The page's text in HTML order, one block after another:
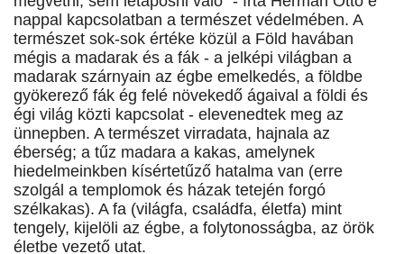
nappal kapcsolatban a természet védelmében. A
természet sok-sok értéke közül a Föld havában
mégis a madarak és a fák - a jelképi világban a
madarak szárnyain az égbe emelkedés, a földbe
gyökerező fák ég felé növekedő ágaival a földi és
égi világ közti kapcsolat - elevenedtek meg az
ünnepben. A természet virradata, hajnala az
éberség; a tűz madara a kakas, amelynek
hiedelmeinkben kísértetűző hatalma van (erre
szolgál a templomok és házak tetején forgó
szélkakas). A fa (világfa, családfa, életfa) mint
tengely, kijelöli az égbe, a folytonosságba, az örök
életbe vezető utat.